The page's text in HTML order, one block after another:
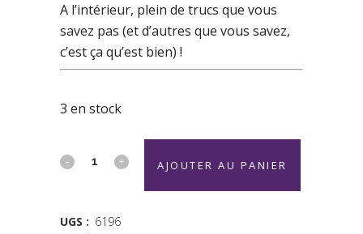
A l’intérieur, plein de trucs que vous
savez pas (et d’autres que vous savez,
c’est ça qu’est bien) !
3 en stock
Burger
-
AJOUTER AU PANIER
UGS : 6196